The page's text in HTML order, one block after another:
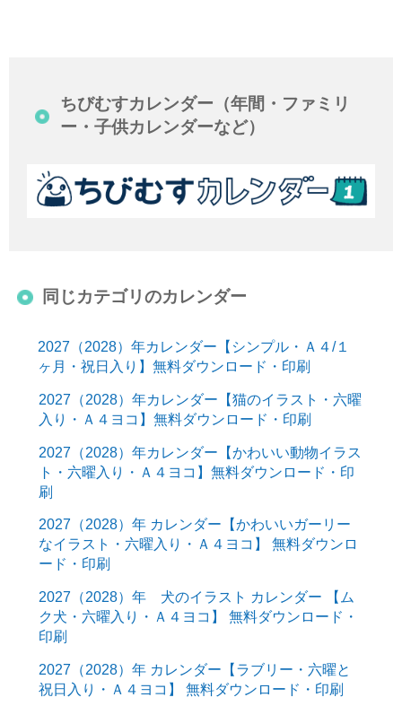
ちびむすカレンダー（年間・ファミリ
ー・子供カレンダーなど）
同じカテゴリのカレンダー
2027（2028）年カレンダー【シンプル・Ａ４/１
ヶ月・祝日入り】無料ダウンロード・印刷
2027（2028）年カレンダー【猫のイラスト・六曜
入り・Ａ４ヨコ】無料ダウンロード・印刷
2027（2028）年カレンダー【かわいい動物イラス
ト・六曜入り・Ａ４ヨコ】無料ダウンロード・印
刷
2027（2028）年 カレンダー【かわいいガーリー
なイラスト・六曜入り・Ａ４ヨコ】 無料ダウンロ
ード・印刷
2027（2028）年 犬のイラスト カレンダー 【ム
ク犬・六曜入り・Ａ４ヨコ】 無料ダウンロード・
印刷
2027（2028）年 カレンダー【ラブリー・六曜と
祝日入り・Ａ４ヨコ】 無料ダウンロード・印刷